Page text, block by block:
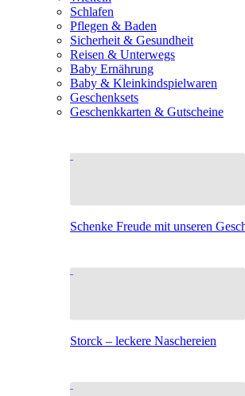
Schlafen
Pflegen & Baden
Sicherheit & Gesundheit
Reisen & Unterwegs
Baby Ernährung
Baby & Kleinkindspielwaren
Geschenksets
Geschenkkarten & Gutscheine
Schenke Freude mit unseren
Storck – leckere Naschereien